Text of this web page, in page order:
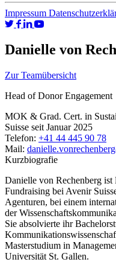
Impressum
Danielle von
Zur Teamübersicht
Head of Donor Engagement
MOK & Grad. Cert. in
Suisse seit Januar 2025
Telefon: +41 44 445 90 78
Mail:
Kurzbiografie
Danielle von Rechenberg
Fundraising bei Avenir
Agenturen, bei einem
der
Sie absolvierte ihr
Masterstudium in
Universität St. Gallen.